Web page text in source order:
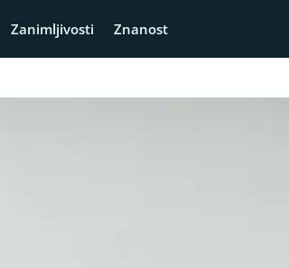
Zanimljivosti Znanost